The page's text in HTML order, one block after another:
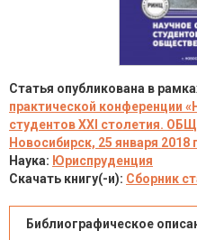
Статья опубликована в
практической конференции
студентов XXI столетия.
Новосибирск, 25 января 2018
Наука: Юриспруденция
Скачать книгу(-и): Сборник
Библиографическое